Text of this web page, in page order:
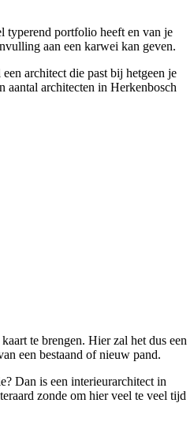
typerend portfolio heeft en van je
aan een karwei kan geven.
architect die past bij hetgeen je
architecten in Herkenbosch
te brengen. Hier zal het dus een
een bestaand of nieuw pand.
Dan is een interieurarchitect in
zonde om hier veel te veel tijd